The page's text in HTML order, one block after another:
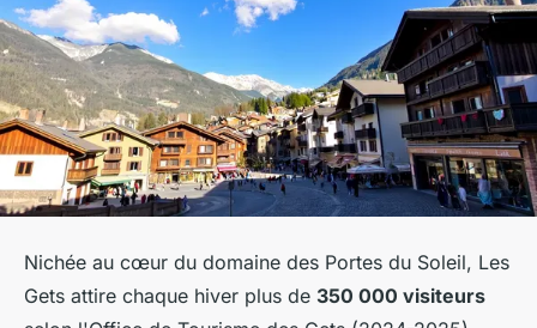
Nichée au cœur du domaine des Portes du Soleil, Les
Gets attire chaque hiver plus de 350 000 visiteurs